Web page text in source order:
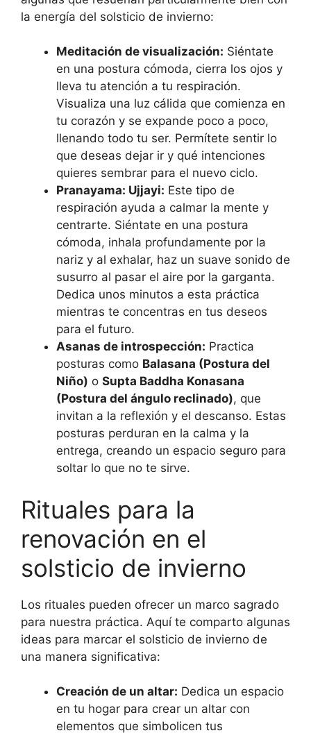
la energía del solsticio de invierno:
Meditación de visualización: Siéntate
en una postura cómoda, cierra los ojos y
lleva tu atención a tu respiración.
Visualiza una luz cálida que comienza en
tu corazón y se expande poco a poco,
llenando todo tu ser. Permítete sentir lo
que deseas dejar ir y qué intenciones
quieres sembrar para el nuevo ciclo.
Pranayama: Ujjayi: Este tipo de
respiración ayuda a calmar la mente y
centrarte. Siéntate en una postura
cómoda, inhala profundamente por la
nariz y al exhalar, haz un suave sonido de
susurro al pasar el aire por la garganta.
Dedica unos minutos a esta práctica
mientras te concentras en tus deseos
para el futuro.
Asanas de introspección: Practica
posturas como Balasana (Postura del
Niño) o Supta Baddha Konasana
(Postura del ángulo reclinado), que
invitan a la reflexión y el descanso. Estas
posturas perduran en la calma y la
entrega, creando un espacio seguro para
soltar lo que no te sirve.
Rituales para la
renovación en el
solsticio de invierno
Los rituales pueden ofrecer un marco sagrado
para nuestra práctica. Aquí te comparto algunas
ideas para marcar el solsticio de invierno de
una manera significativa:
Creación de un altar: Dedica un espacio
en tu hogar para crear un altar con
elementos que simbolicen tus